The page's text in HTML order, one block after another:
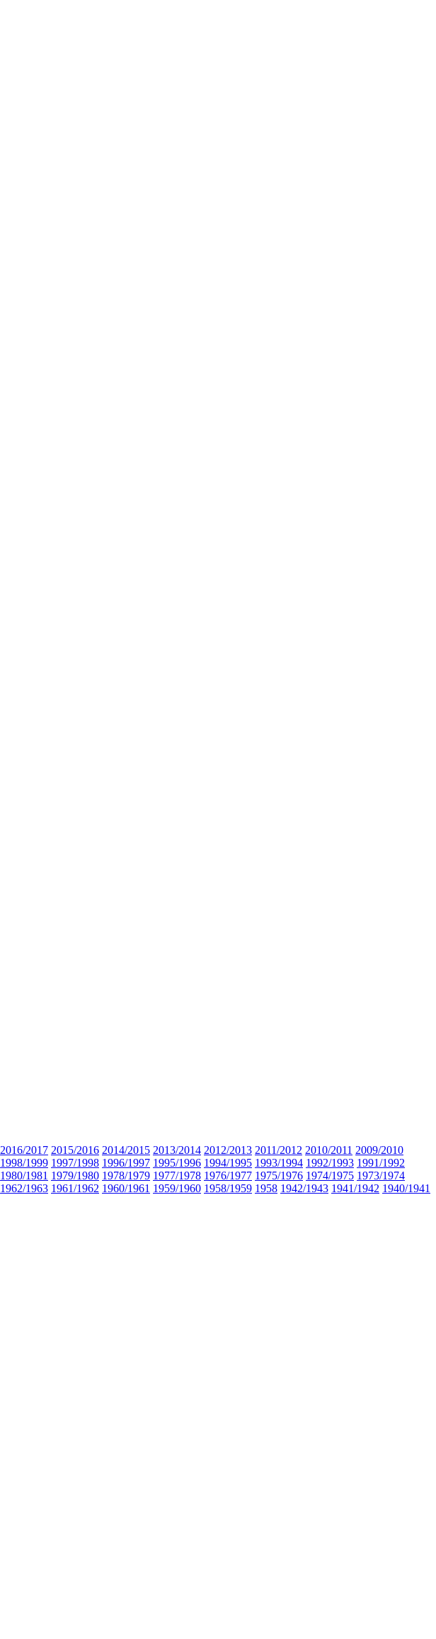
2016/2017 2015/2016 2014/2015 2013/2014 2012/2013 2011/2012 2010/2011 2009/2010
1998/1999 1997/1998 1996/1997 1995/1996 1994/1995 1993/1994 1992/1993 1991/1992
1980/1981 1979/1980 1978/1979 1977/1978 1976/1977 1975/1976 1974/1975 1973/1974
1962/1963 1961/1962 1960/1961 1959/1960 1958/1959 1958 1942/1943 1941/1942 1940/1941